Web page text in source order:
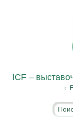
ICF –
г.